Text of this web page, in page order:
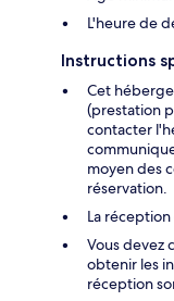
L'heure de
Instructions
Cet
(prestation
contacter
moyen des
réservation.
La
Vous devez
obtenir les
réception